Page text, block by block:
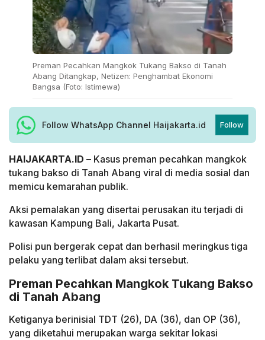
Preman Pecahkan Mangkok Tukang Bakso di Tanah
Abang Ditangkap, Netizen: Penghambat Ekonomi
Bangsa (Foto: Istimewa)
Follow WhatsApp Channel Haijakarta.id Follow
HAIJAKARTA.ID – Kasus preman pecahkan mangkok
tukang bakso di Tanah Abang viral di media sosial dan
memicu kemarahan publik.
Aksi pemalakan yang disertai perusakan itu terjadi di
kawasan Kampung Bali, Jakarta Pusat.
Polisi pun bergerak cepat dan berhasil meringkus tiga
pelaku yang terlibat dalam aksi tersebut.
Preman Pecahkan Mangkok Tukang Bakso
di Tanah Abang
Ketiganya berinisial TDT (26), DA (36), dan OP (36),
yang diketahui merupakan warga sekitar lokasi